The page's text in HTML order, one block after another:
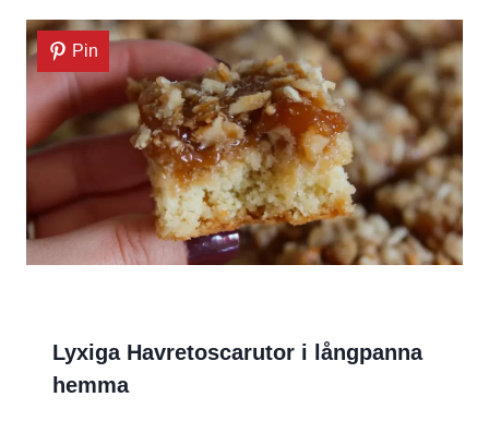
Pin
Lyxiga Havretoscarutor i långpanna
hemma